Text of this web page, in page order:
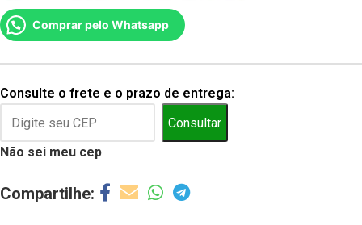
Comprar pelo Whatsapp
Consulte o frete e o prazo de entrega:
Consultar
Não sei meu cep